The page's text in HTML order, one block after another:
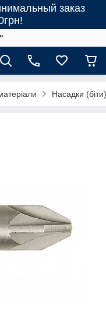
заказ
Насадки